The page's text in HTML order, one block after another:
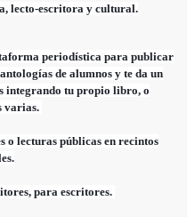
lecto-escritora y cultural.
periodística para publicar
de alumnos y te da un
integrando tu propio libro, o
varias.
o lecturas públicas en recintos
para escritores.